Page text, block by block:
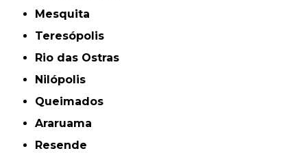
Mesquita
Teresópolis
Rio das Ostras
Nilópolis
Queimados
Araruama
Resende